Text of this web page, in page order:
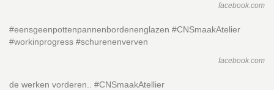
facebook.com
#eensgeenpottenpannenbordenenglazen #CNSmaakAtelier
#workinprogress #schurenenverven
facebook.com
de werken vorderen.. #CNSmaakAtellier